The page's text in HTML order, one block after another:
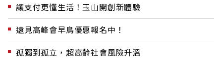
讓支付更懂生活！玉山開創新體驗
遠見高峰會早鳥優惠報名中！
孤獨到孤立，超高齡社會風險升溫